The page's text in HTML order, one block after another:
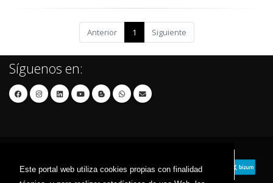
Este portal web utiliza cookies propias con finalidad
Anterior 1 Siguiente
Síguenos en: